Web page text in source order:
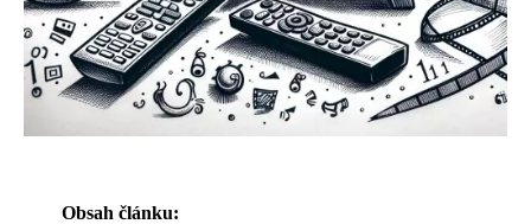
Obsah článku: